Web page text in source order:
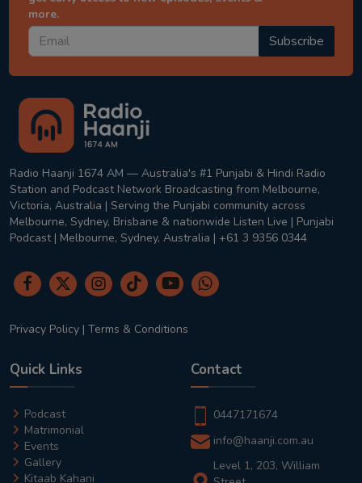
more.
Subscribe
Radio Haanji 1674 AM — Australia's #1 Punjabi & Hindi Radio
Station and Podcast Network Broadcasting from Melbourne,
Victoria, Australia | Serving the Punjabi community across
Melbourne, Sydney, Brisbane & nationwide Listen Live | Punjabi
Podcast | Melbourne, Sydney, Australia | +61 3 9356 0344
Privacy Policy | Terms & Conditions
Quick Links
Podcast
Matrimonial
Events
Gallery
Kitaab Kahani
Contact
0447171674
info@haanji.com.au
Level 1, 203, William